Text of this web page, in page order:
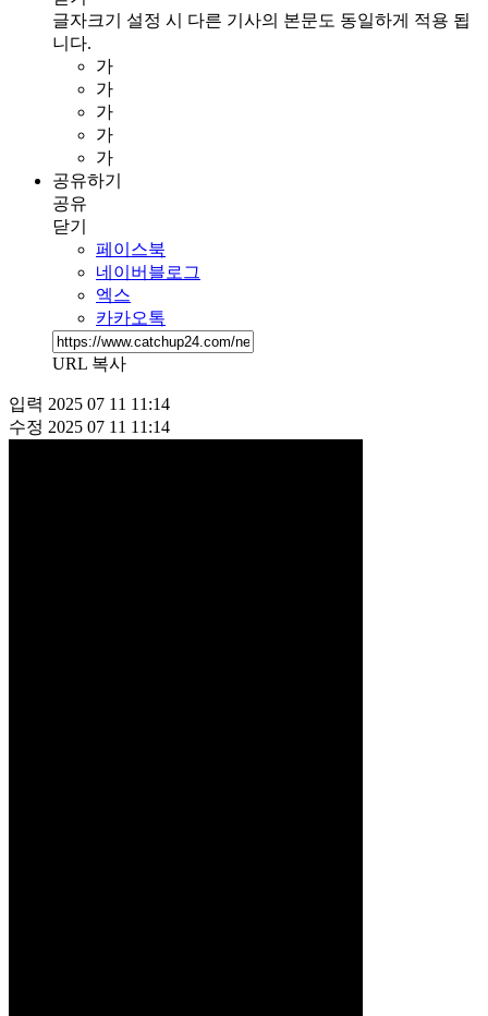
글자크기 설정 시 다른 기사의 본문도 동일하게 적용 됩
니다.
가
가
가
가
가
공유하기
공유
닫기
페이스북
네이버블로그
엑스
카카오톡
URL 복사
입력 2025 07 11 11:14
수정 2025 07 11 11:14